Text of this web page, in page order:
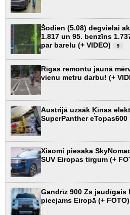
Šodien (5.08) degvielai
1.817 un 95. benzīns
par barelu (+ VIDEO)
9
Rīgas remontu jaunā
vienu metru darbu! (+
Austrijā uzsāk Ķīnas
SuperPanther eTopas600
Xiaomi piesaka
SUV Eiropas tirgum (+
Gandrīz 900 Zs
pieejams Eiropā (+ FOTO)